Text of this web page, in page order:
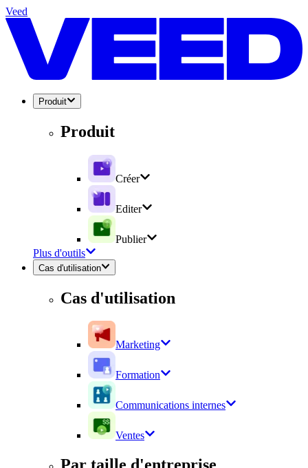
Veed
Produit
Produit
Créer
Editer
Publier
Plus d'outils
Cas d'utilisation
Cas d'utilisation
Marketing
Formation
Communications internes
Ventes